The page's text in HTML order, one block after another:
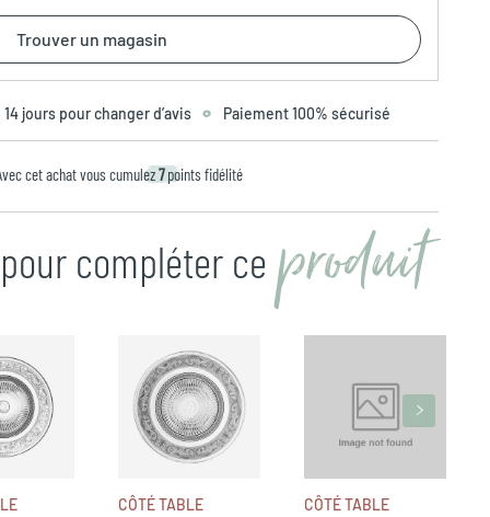
Trouver un magasin
14 jours pour changer d’avis Paiement 100% sécurisé
cet achat vous cumulez7 points fidélité
compléter ce produit
CÔTÉ TABLE
CÔTÉ TABLE